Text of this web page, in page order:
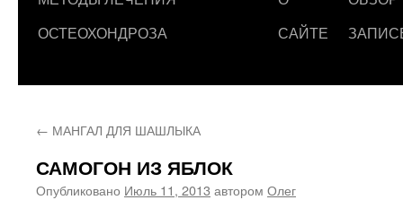
ОСТЕОХОНДРОЗА
САЙТЕ
← МАНГАЛ ДЛЯ ШАШЛЫКА
САМОГОН ИЗ ЯБЛОК
Опубликовано Июль 11, 2013 автором Олег